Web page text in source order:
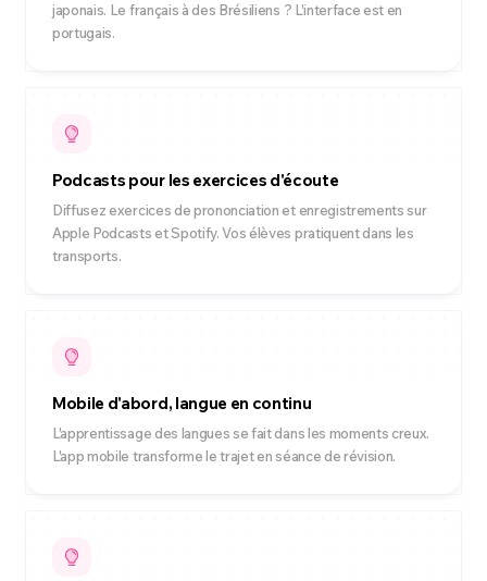
japonais. Le français à des Brésiliens ? L'interface est en
portugais.
Podcasts pour les exercices d'écoute
Diffusez exercices de prononciation et enregistrements sur
Apple Podcasts et Spotify. Vos élèves pratiquent dans les
transports.
Mobile d'abord, langue en continu
L'apprentissage des langues se fait dans les moments creux.
L'app mobile transforme le trajet en séance de révision.